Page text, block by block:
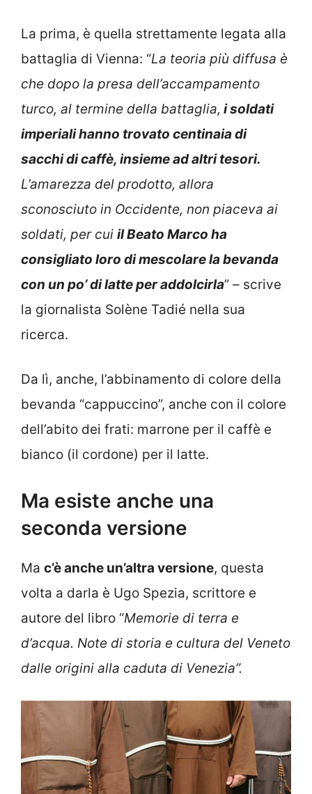
La prima, è quella strettamente legata alla
battaglia di Vienna: “La teoria più diffusa è
che dopo la presa dell’accampamento
turco, al termine della battaglia, i soldati
imperiali hanno trovato centinaia di
sacchi di caffè, insieme ad altri tesori.
L’amarezza del prodotto, allora
sconosciuto in Occidente, non piaceva ai
soldati, per cui il Beato Marco ha
consigliato loro di mescolare la bevanda
con un po’ di latte per addolcirla” – scrive
la giornalista Solène Tadié nella sua
ricerca.
Da lì, anche, l’abbinamento di colore della
bevanda “cappuccino”, anche con il colore
dell’abito dei frati: marrone per il caffè e
bianco (il cordone) per il latte.
Ma esiste anche una
seconda versione
Ma c’è anche un’altra versione, questa
volta a darla è Ugo Spezia, scrittore e
autore del libro “Memorie di terra e
d’acqua. Note di storia e cultura del Veneto
dalle origini alla caduta di Venezia”.